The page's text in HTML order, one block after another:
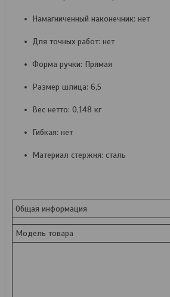
Намагниченный наконечник: нет
Для точных работ: нет
Форма ручки: Прямая
Размер шлица: 6,5
Вес нетто: 0,148 кг
Гибкая: нет
Материал стержня: сталь
Общая информация
Модель товара